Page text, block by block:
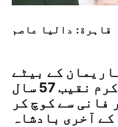
قاہرة: داليا عاصم
کے بیٹے
اسکندریہ کے وکیل اکرم نقیب 57 سال
فانی سے کوچ کر
آخری بادشاہ